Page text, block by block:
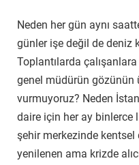
Neden her gün aynı
günler işe değil de deniz
Toplantılarda
genel müdürün gözünün
vurmuyoruz? Neden
daire için her ay binlerce
şehir merkezinde
yenilenen ama krizde